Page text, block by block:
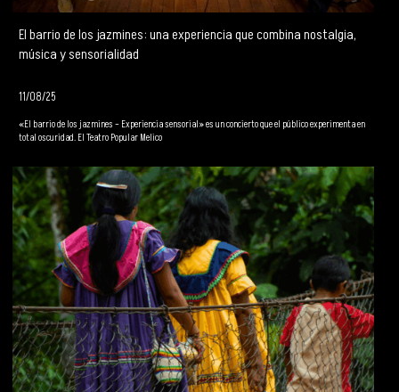
El barrio de los jazmines: una experiencia que combina nostalgia,
música y sensorialidad
11/08/25
«El barrio de los jazmines – Experiencia sensorial» es un concierto que el público experimenta en
total oscuridad. El Teatro Popular Melico